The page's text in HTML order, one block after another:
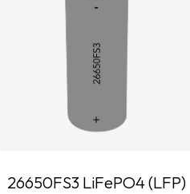
26650FS3 LiFePO4 (LFP)